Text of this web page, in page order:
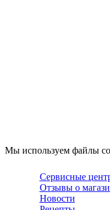
Мы используем файлы
Сервисные
Отзывы о
Новости